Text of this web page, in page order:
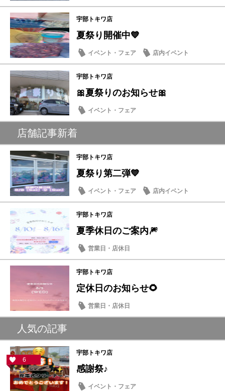
宇部トキワ店
夏祭り開催中💙
イベント・フェア 店内イベント
宇部トキワ店
🎀夏祭りのお知らせ🎀
イベント・フェア
店舗記事新着
宇部トキワ店
夏祭り第二弾💙
イベント・フェア 店内イベント
宇部トキワ店
夏季休日のご案内🎆
営業日・店休日
宇部トキワ店
定休日のお知らせ🌻
営業日・店休日
人気の記事
6
宇部トキワ店
感謝祭♪
イベント・フェア